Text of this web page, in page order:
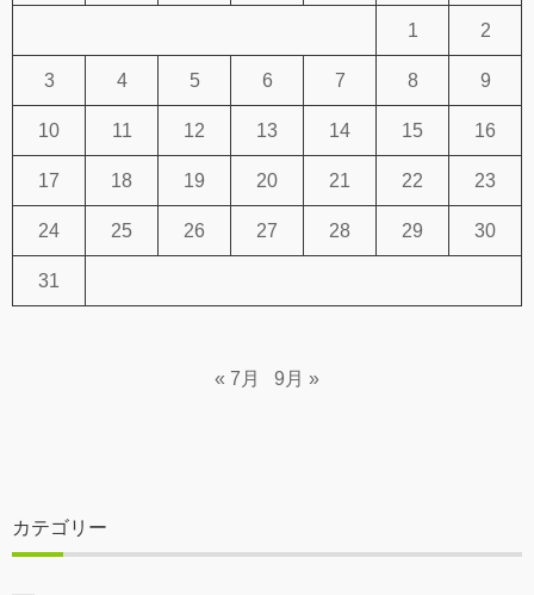
1 2
3 4 5 6 7 8 9
10 11 12 13 14 15 16
17 18 19 20 21 22 23
24 25 26 27 28 29 30
31
« 7月 9月 »
カテゴリー